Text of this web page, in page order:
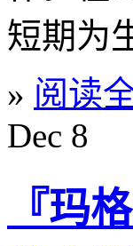
短期为
» 阅读
Dec 8
『玛